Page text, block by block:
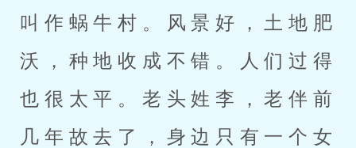
叫作蜗牛村。风景好，土地肥
沃，种地收成不错。人们过得
也很太平。老头姓李，老伴前
几年故去了，身边只有一个女